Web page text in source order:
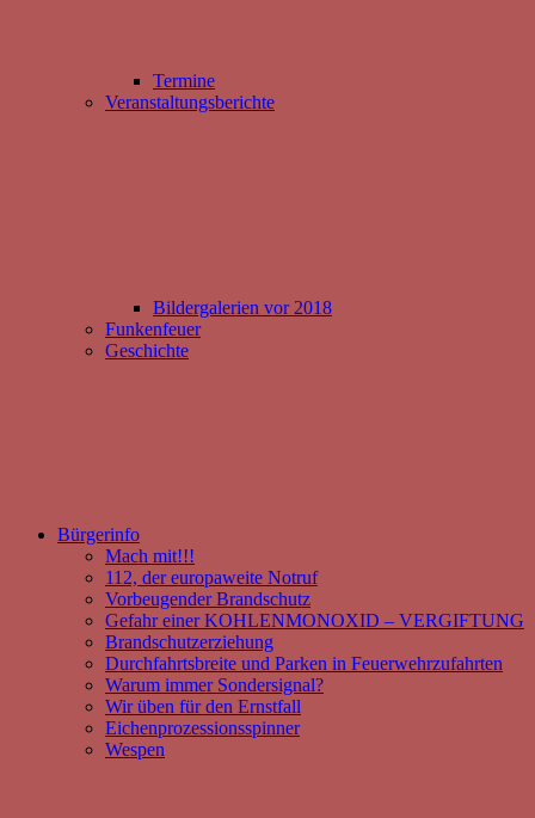
Termine
Veranstaltungsberichte
Bildergalerien vor 2018
Funkenfeuer
Geschichte
Bürgerinfo
Mach mit!!!
112, der europaweite Notruf
Vorbeugender Brandschutz
Gefahr einer KOHLENMONOXID – VERGIFTUNG
Brandschutzerziehung
Durchfahrtsbreite und Parken in Feuerwehrzufahrten
Warum immer Sondersignal?
Wir üben für den Ernstfall
Eichenprozessionsspinner
Wespen